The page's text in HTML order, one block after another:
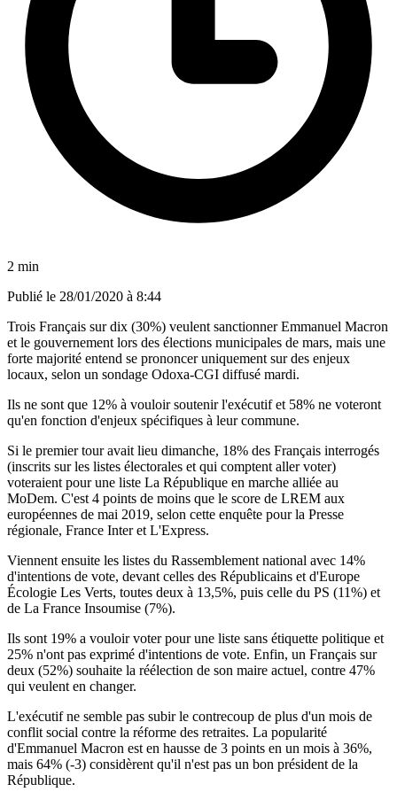
2 min
Publié le 28/01/2020 à 8:44
Trois Français sur dix (30%) veulent sanctionner Emmanuel Macron
et le gouvernement lors des élections municipales de mars, mais une
forte majorité entend se prononcer uniquement sur des enjeux
locaux, selon un sondage Odoxa-CGI diffusé mardi.
Ils ne sont que 12% à vouloir soutenir l'exécutif et 58% ne voteront
qu'en fonction d'enjeux spécifiques à leur commune.
Si le premier tour avait lieu dimanche, 18% des Français interrogés
(inscrits sur les listes électorales et qui comptent aller voter)
voteraient pour une liste La République en marche alliée au
MoDem. C'est 4 points de moins que le score de LREM aux
européennes de mai 2019, selon cette enquête pour la Presse
régionale, France Inter et L'Express.
Viennent ensuite les listes du Rassemblement national avec 14%
d'intentions de vote, devant celles des Républicains et d'Europe
Écologie Les Verts, toutes deux à 13,5%, puis celle du PS (11%) et
de La France Insoumise (7%).
Ils sont 19% a vouloir voter pour une liste sans étiquette politique et
25% n'ont pas exprimé d'intentions de vote. Enfin, un Français sur
deux (52%) souhaite la réélection de son maire actuel, contre 47%
qui veulent en changer.
L'exécutif ne semble pas subir le contrecoup de plus d'un mois de
conflit social contre la réforme des retraites. La popularité
d'Emmanuel Macron est en hausse de 3 points en un mois à 36%,
mais 64% (-3) considèrent qu'il n'est pas un bon président de la
République.